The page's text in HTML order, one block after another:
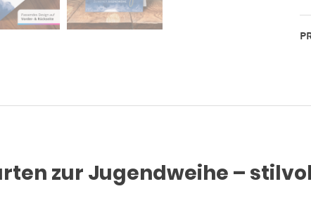
-
zur Jugendweihe –